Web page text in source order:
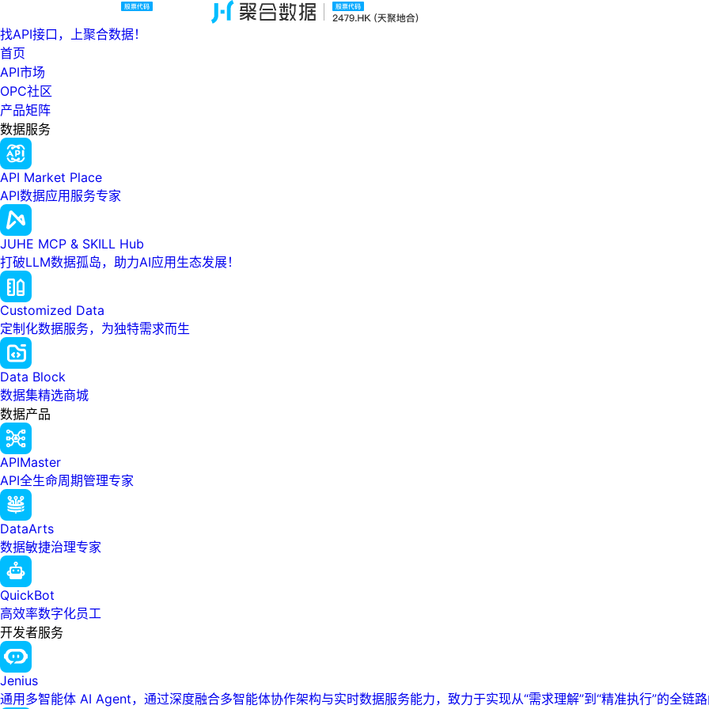
找API接口，上聚合数据！
首页
API市场
OPC社区
产品矩阵
数据服务
API Market Place
API数据应用服务专家
JUHE MCP & SKILL Hub
打破LLM数据孤岛，助力AI应用生态发展！
Customized Data
定制化数据服务，为独特需求而生
Data Block
数据集精选商城
数据产品
APIMaster
API全生命周期管理专家
DataArts
数据敏捷治理专家
QuickBot
高效率数字化员工
开发者服务
Jenius
通用多智能体 AI Agent，通过深度融合多智能体协作架构与实时数据服务能力，致力于实现从“需求理解”到“精准执行”的全链